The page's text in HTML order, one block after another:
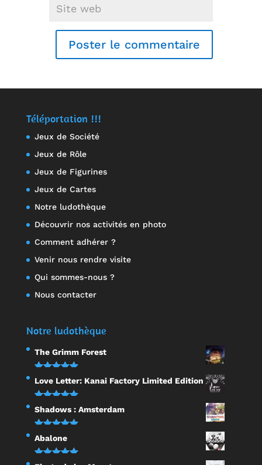
Téléportation !!!
Jeux de Société
Jeux de Rôle
Jeux de Figurines
Jeux de Cartes
Notre ludothèque
Découvrir nos activités en photo
Comment adhérer ?
Venir nous rendre visite
Qui sommes-nous ?
Nous contacter
Notre ludothèque
The Grimm Forest
Note 5.00
sur 5
Love Letter: Kanai Factory Limited Edition
Note5.00
sur 5
Shadows : Amsterdam
Note5.00
sur 5
Abalone